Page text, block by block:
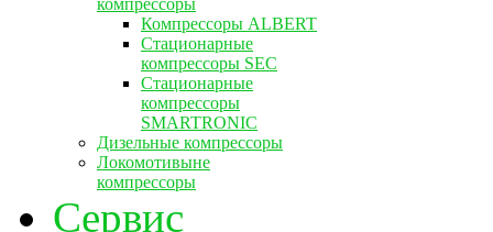
компрессоры
Компрессоры ALBERT
Стационарные
компрессоры SEC
Стационарные
компрессоры
SMARTRONIC
Дизельные компрессоры
Локомотивыне
компрессоры
Сервис